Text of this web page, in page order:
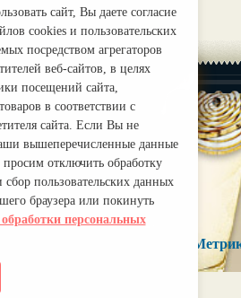
Правила
сайт, Вы даете согласие
cookies и пользовательских
посредством агрегаторов
веб-сайтов, в целях
посещений сайта,
в соответствии с
сайта. Если Вы не
вышеперечисленные данные
просим отключить обработку
пользовательских данных
браузера или покинуть
персональных